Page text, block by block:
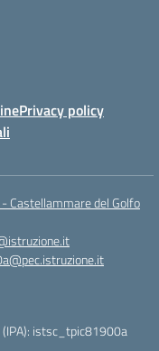
Privacy policy
Castellammare del Golfo
(IPA): istsc_tpic81900a